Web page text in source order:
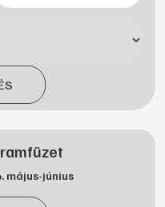
május-június